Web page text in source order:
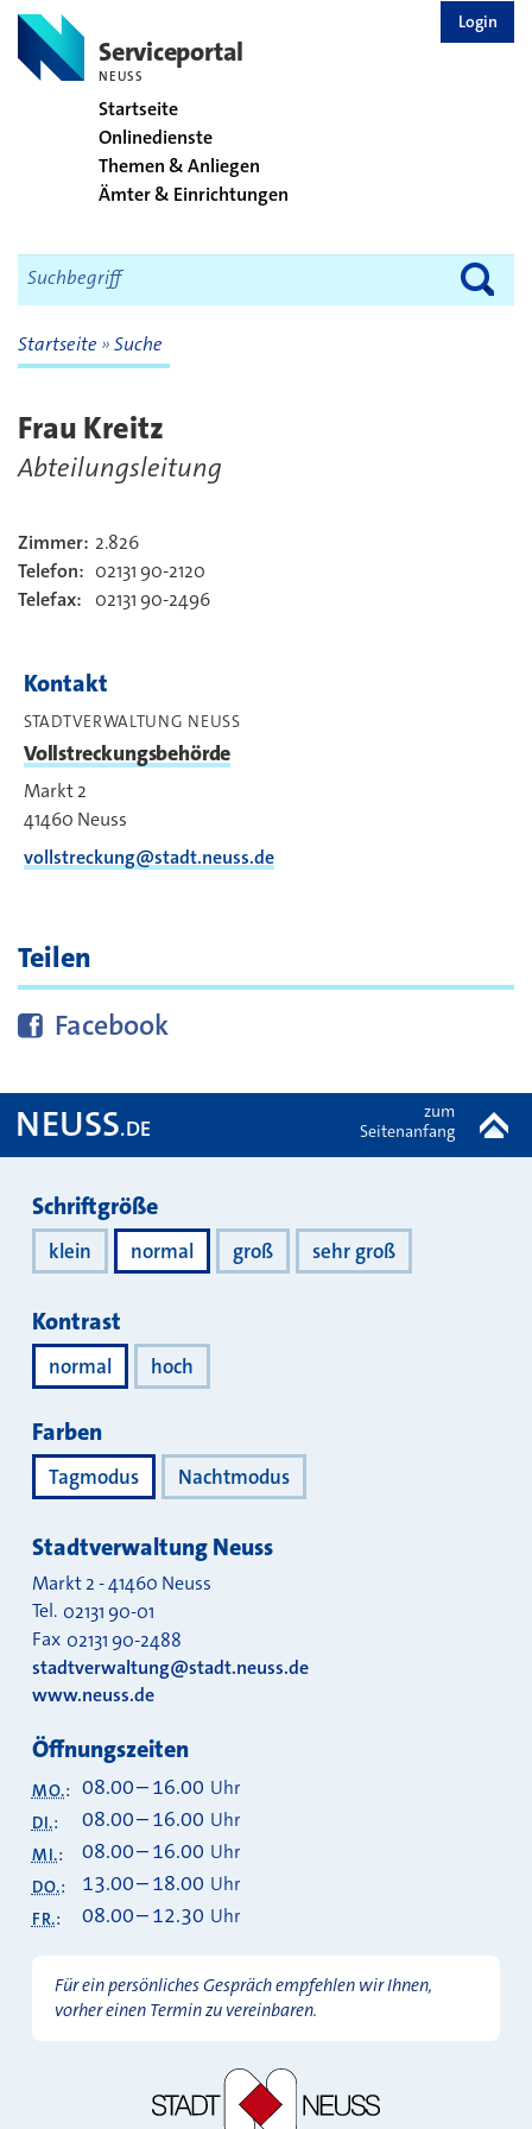
Serviceportal
NEUSS
Startseite
Onlinedienste
Themen & Anliegen
Ämter & Einrichtungen
Login
Startseite Suche
Frau Kreitz
Abteilungsleitung
Kontakt
Zimmer: 2.826
Telefon: 02131 90-2120
Telefax:
02131 90-2496
Kontakt
STADTVERWALTUNG NEUSS
Vollstreckungsbehörde
Markt 2
41460 Neuss
vollstreckung@stadt.neuss.de
Teilen
Diese Seite bei
Facebook
NEUSS.DE
zum
Seitenanfang
Darstellung
Schriftgröße
klein normal groß sehr groß
Kontrast
normal hoch
Farben
Tagmodus Nachtmodus
Stadtverwaltung Neuss
Markt 2-41460 Neuss
Tel. 02131 90-01
Fax 02131 90-2488
stadtverwaltung@stadt.neuss.de
www.neuss.de
Öffnungszeiten
MO.: 08.00–16.00 Uhr
DI.: 08.00–16.00 Uhr
MI.: 08.00–16.00 Uhr
DO.: 13.00–18.00 Uhr
FR.: 08.00–12.30 Uhr
Für ein persönliches Gespräch empfehlen wir Ihnen,
vorher einen Termin zu vereinbaren.